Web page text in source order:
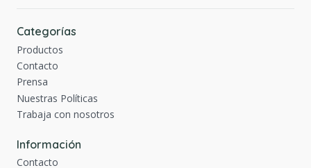
Categorías
Productos
Contacto
Prensa
Nuestras Políticas
Trabaja con nosotros
Información
Contacto